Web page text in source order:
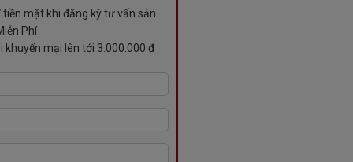
mặt khi đăng ký tư vấn sản
Phí
mại lên tới 3.000.000 đ